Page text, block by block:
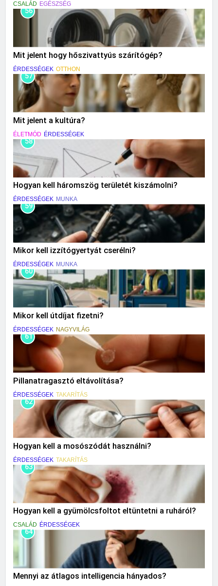
CSALÁD EGÉSZSÉG
56
Mit jelent hogy hőszivattyús szárítógép?
ÉRDESSÉGEK OTTHON
57
Mit jelent a kultúra?
ÉLETMÓD ÉRDESSÉGEK
58
Hogyan kell háromszög területét kiszámolni?
ÉRDESSÉGEK MUNKA
59
Mikor kell izzítógyertyát cserélni?
ÉRDESSÉGEK MUNKA
60
Mikor kell útdíjat fizetni?
ÉRDESSÉGEK NAGYVILÁG
61
Pillanatragasztó eltávolítása?
ÉRDESSÉGEK TAKARÍTÁS
62
Hogyan kell a mosószódát használni?
ÉRDESSÉGEK TAKARÍTÁS
63
Hogyan kell a gyümölcsfoltot eltüntetni a ruháról?
CSALÁD ÉRDESSÉGEK
64
Mennyi az átlagos intelligencia hányados?